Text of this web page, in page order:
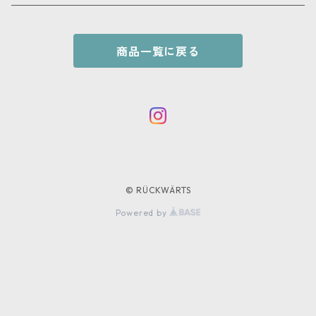
商品一覧に戻る
© RÜCKWÄRTS
Powered by